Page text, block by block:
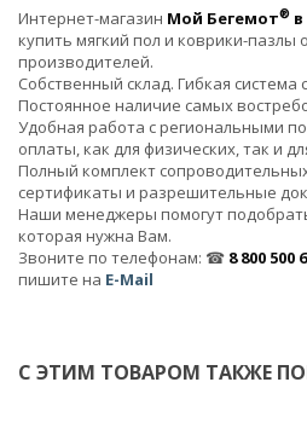
Интернет-магазин Мой Бегемот®
купить мягкий пол и коврики-пазлы
производителей.
Собственный склад. Гибкая система
Постоянное наличие самых
Удобная работа с региональными
оплаты, как для физических, так и
Полный комплект
сертификаты и разрешительные
Наши менеджеры помогут
которая нужна Вам.
Звоните по телефонам: ☎ 8 800 500
пишите на E-Mail
С ЭТИМ ТОВАРОМ ТАКЖЕ